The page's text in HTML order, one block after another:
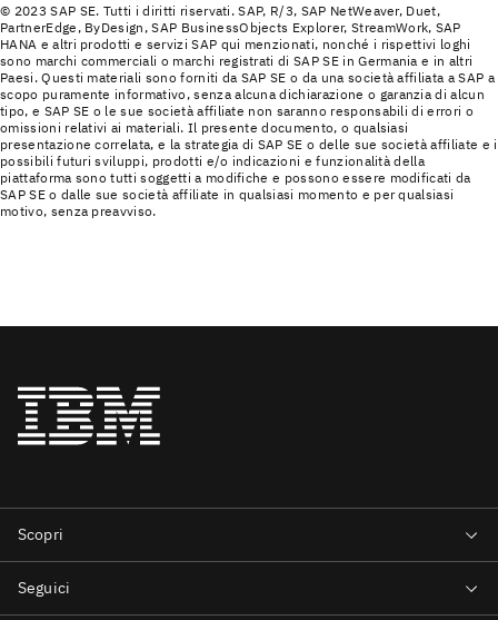
© 2023 SAP SE. Tutti i diritti riservati. SAP, R/3, SAP NetWeaver, Duet,
PartnerEdge, ByDesign, SAP BusinessObjects Explorer, StreamWork, SAP
HANA e altri prodotti e servizi SAP qui menzionati, nonché i rispettivi loghi
sono marchi commerciali o marchi registrati di SAP SE in Germania e in altri
Paesi. Questi materiali sono forniti da SAP SE o da una società affiliata a SAP a
scopo puramente informativo, senza alcuna dichiarazione o garanzia di alcun
tipo, e SAP SE o le sue società affiliate non saranno responsabili di errori o
omissioni relativi ai materiali. Il presente documento, o qualsiasi
presentazione correlata, e la strategia di SAP SE o delle sue società affiliate e i
possibili futuri sviluppi, prodotti e/o indicazioni e funzionalità della
piattaforma sono tutti soggetti a modifiche e possono essere modificati da
SAP SE o dalle sue società affiliate in qualsiasi momento e per qualsiasi
motivo, senza preavviso.